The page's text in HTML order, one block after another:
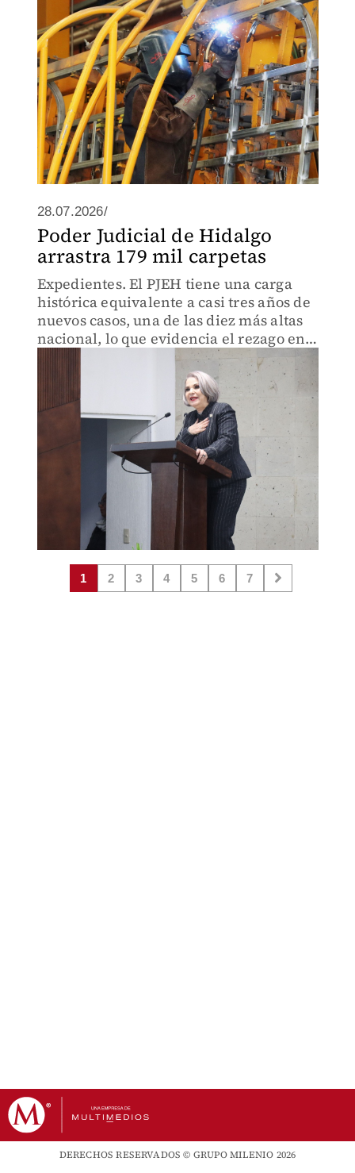
28.07.2026/
Poder Judicial de Hidalgo
arrastra 179 mil carpetas
Expedientes. El PJEH tiene una carga
histórica equivalente a casi tres años de
nuevos casos, una de las diez más altas
nacional, lo que evidencia el rezago en
impartición de justicia
1 2 3 4 5 6 7
DERECHOS RESERVADOS © GRUPO MILENIO 2026